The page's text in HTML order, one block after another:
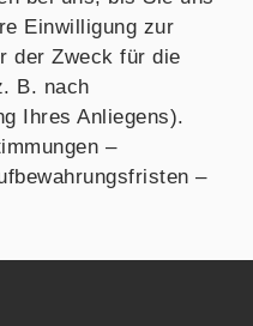
Einwilligung zur
der Zweck für die
B. nach
Ihres Anliegens).
–
–